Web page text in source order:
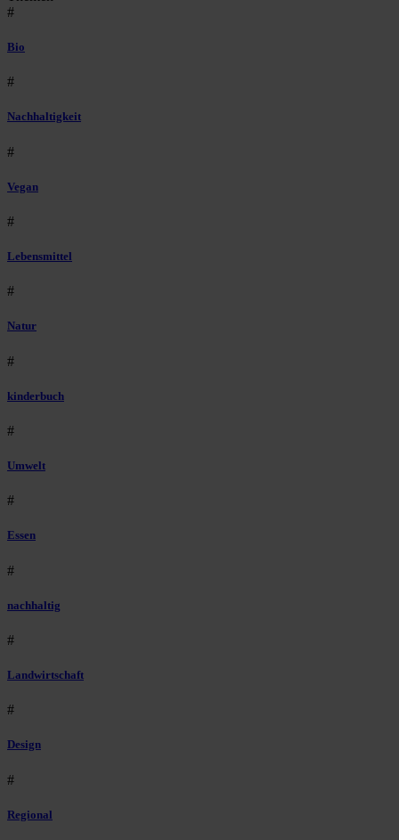
#
Bio
#
Nachhaltigkeit
#
Vegan
#
Lebensmittel
#
Natur
#
kinderbuch
#
Umwelt
#
Essen
#
nachhaltig
#
Landwirtschaft
#
Design
#
Regional